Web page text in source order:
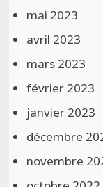
mai 2023
avril 2023
mars 2023
février 2023
janvier 2023
décembre
novembre